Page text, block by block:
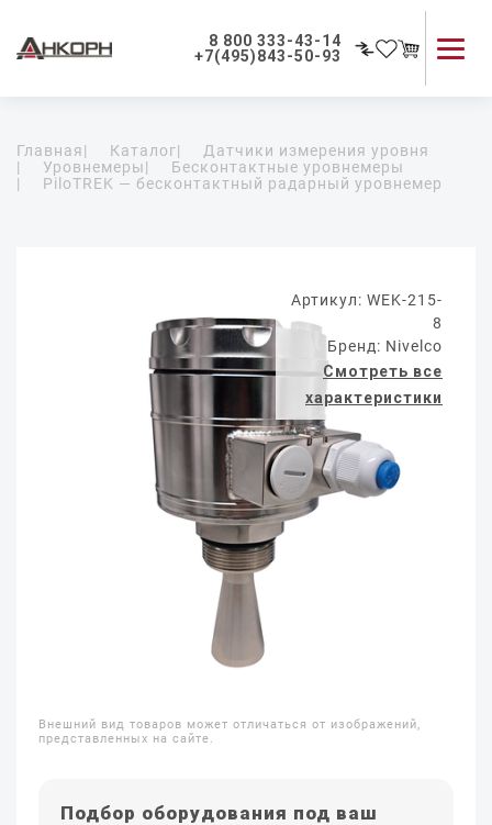
8 800 333-43-14
+7(495)843-50-93
Применение приборов
Как мы работаем
Главная| Каталог|
Датчики измерения уровня
|
Уровнемеры|
Бесконтактные уровнемеры
|
PiloTREK — бесконтактный радарный уровнемер
Артикул: WEK-215-
8
Бренд: Nivelco
Смотреть все
характеристики
Внешний вид товаров может отличаться от изображений,
представленных на сайте.
Подбор оборудования под ваш